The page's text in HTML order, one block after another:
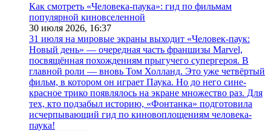
Как смотреть «Человека-паука»: гид по фильмам
популярной киновселенной
30 июля 2026, 16:37
31 июля на мировые экраны выходит «Человек-паук:
Новый день» — очередная часть франшизы Marvel,
посвящённая похождениям прыгучего супергероя. В
главной роли — вновь Том Холланд. Это уже четвёртый
фильм, в котором он играет Паука. Но до него сине-
красное трико появлялось на экране множество раз. Для
тех, кто подзабыл историю, «Фонтанка» подготовила
исчерпывающий гид по киновоплощениям человека-
паука!